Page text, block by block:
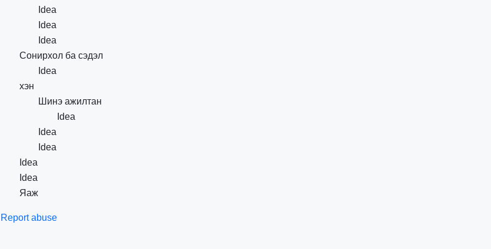
Idea
Idea
Idea
Сонирхол ба сэдэл
Idea
хэн
Шинэ ажилтан
Idea
Idea
Idea
Idea
Idea
Яаж
Report abuse